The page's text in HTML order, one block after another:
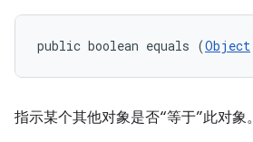
public boolean equals (Object
指示某个其他对象是否“等于”此对象。